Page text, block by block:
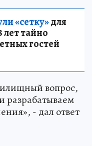
«сетку»для
лет тайно
гостей
вопрос,
разрабатываем
- дал ответ